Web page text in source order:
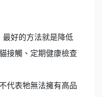
最好的方法就是降低
接觸、定期健康檢查
代表牠無法擁有高品